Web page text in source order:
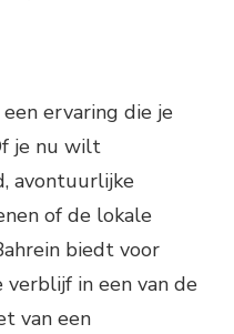
ervaring die je
je nu wilt
avontuurlijke
of de lokale
biedt voor
in een van de
van een